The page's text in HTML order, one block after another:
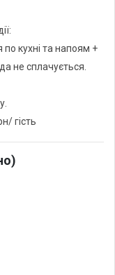
кухні та напоям +
не сплачується.
гість